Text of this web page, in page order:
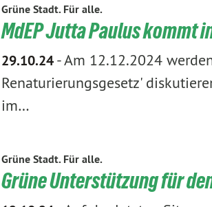
Grüne Stadt. Für alle.
MdEP Jutta Paulus kommt
29.10.24-Am 12.12.2024
Renaturierungsgesetz'
im…
Grüne Stadt. Für alle.
Grüne Unterstützung für